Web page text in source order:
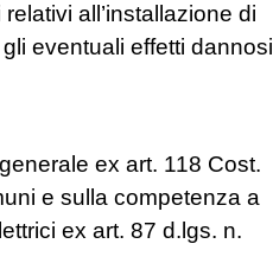
all’installazione di
eventuali effetti dannosi
ex art. 118 Cost.
e sulla competenza a
ex art. 87 d.lgs. n.